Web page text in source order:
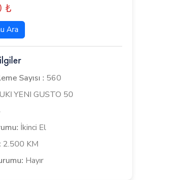
₺
Ara
Sayısı : 560
YENI GUSTO 50
İkinci El
2.500 KM
Hayır